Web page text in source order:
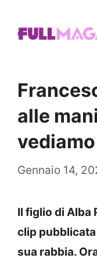
alle
Gennaio 14,
Il figlio di Alba
clip
sua rabbia.